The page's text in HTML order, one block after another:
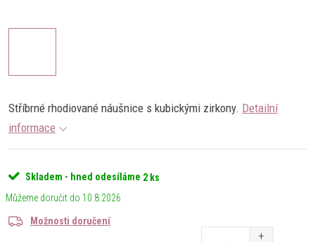
Stříbrné rhodiované náušnice s kubickými zirkony. Detailní
informace
Skladem - hned odesíláme 2 ks
10.8.2026
Možnosti doručení